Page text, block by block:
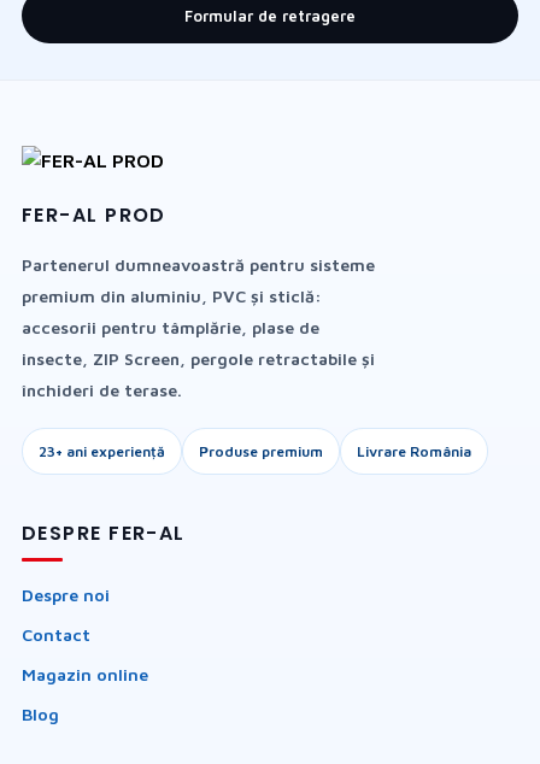
Formular de retragere
FER-AL PROD
Partenerul dumneavoastră pentru sisteme
premium din aluminiu, PVC și sticlă:
accesorii pentru tâmplărie, plase de
insecte, ZIP Screen, pergole retractabile și
închideri de terase.
23+ ani experiență Produse premium Livrare România
DESPRE FER-AL
Despre noi
Contact
Magazin online
Blog